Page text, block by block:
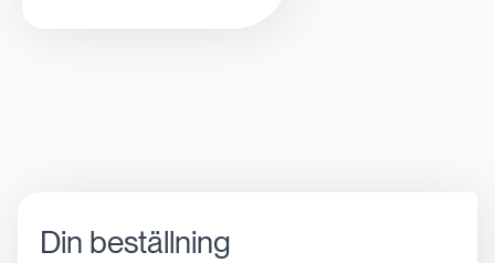
Din beställning